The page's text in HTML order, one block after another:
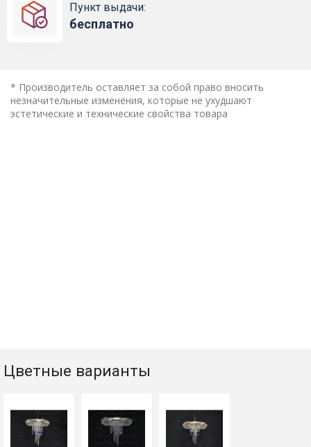
Пункт выдачи:
бесплатно
* Производитель оставляет за собой право вносить
незначительные изменения, которые не ухудшают
эстетические и технические свойства товара
Цветные варианты